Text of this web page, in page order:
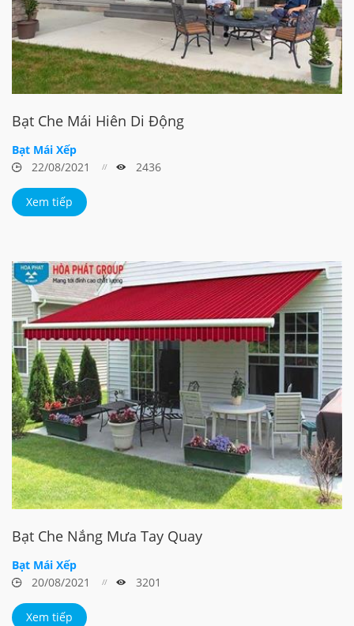
Bạt Che Mái Hiên Di Động
Bạt Mái Xếp
22/08/2021
2436
Xem tiếp
Bạt Che Nắng Mưa Tay Quay
Bạt Mái Xếp
20/08/2021
3201
Xem tiếp